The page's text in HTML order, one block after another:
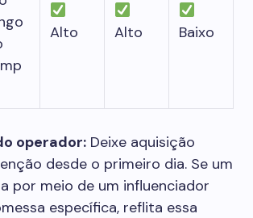
Alto Alto Baixo
operador: Deixe aquisição
desde o primeiro dia. Se um
por meio de um influenciador
específica, reflita essa